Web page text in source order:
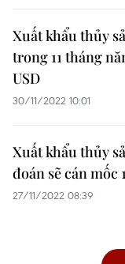
Xuất khẩu thủy
trong 11 tháng
USD
30/11/2022 10:01
Xuất khẩu thủy
đoán sẽ cán mốc
27/11/2022 08:39